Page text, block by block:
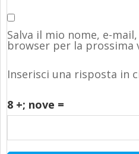
Salva il mio nome, e-
browser per la prossima
Inserisci una risposta in
8 +; nove =